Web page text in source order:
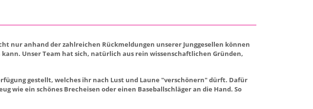
nur anhand der zahlreichen Rückmeldungen unserer Junggesellen können
Unser Team hat sich, natürlich aus rein wissenschaftlichen Gründen,
gestellt, welches ihr nach Lust und Laune "verschönern" dürft. Dafür
wie ein schönes Brecheisen oder einen Baseballschläger an die Hand. So